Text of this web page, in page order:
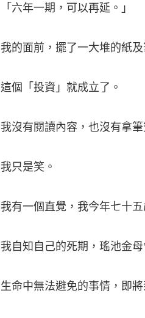
「六年一期，可以再延。」
我的面前，擺了一大堆的紙
這個「投資」就成立了。
我沒有閱讀內容，也沒有拿筆
我只是笑。
我有一個直覺，我今年七十
我自知自己的死期，瑤池金母
生命中無法避免的事情，即將